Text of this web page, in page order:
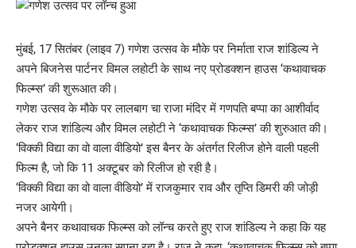
मुंबई, 17 सितंबर (लाइव 7) गणेश उत्सव के मौके पर निर्माता राज शांडिल्य ने
अपने बिजनेस पार्टनर विमल लहोटी के साथ नए प्रोडक्शन हाउस ‘कथावाचक
फिल्म्स’ की शुरूआत की।
गणेश उत्सव के मौके पर लालबाग चा राजा मंदिर में गणपति बप्पा का आशीर्वाद
लेकर राज शांडिल्य और विमल लहोटी ने ‘कथावाचक फिल्म्स’ की शुरुआत की।
‘विक्की विद्या का वो वाला वीडियो’ इस बैनर के अंतर्गत रिलीज होने वाली पहली
फिल्म है, जो कि 11 अक्टूबर को रिलीज हो रही है।
‘विक्की विद्या का वो वाला वीडियो’ में राजकुमार राव और तृप्ति डिमरी की जोड़ी
नजर आयेगी।
अपने बैनर कथावाचक फिल्म्स को लॉन्च करते हुए राज शांडिल्य ने कहा कि यह